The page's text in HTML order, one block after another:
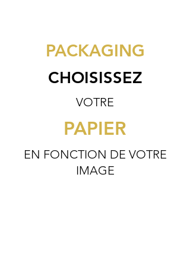
PACKAGING
CHOISISSEZ
VOTRE
PAPIER
EN FONCTION DE VOTRE
IMAGE